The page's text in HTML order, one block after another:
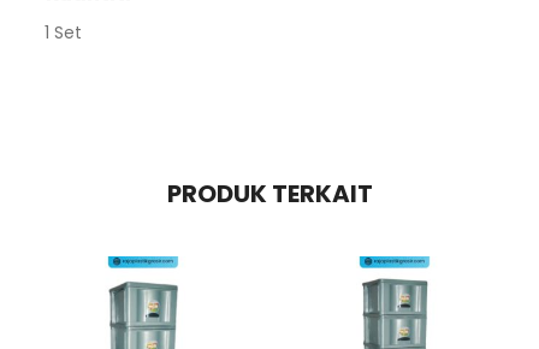
1 Set
PRODUK TERKAIT